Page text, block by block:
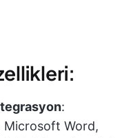
:
Microsoft Word,